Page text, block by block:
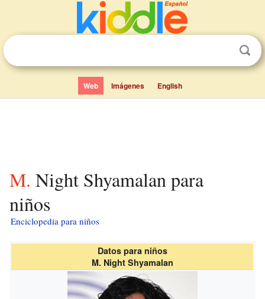
Web Imágenes English
M. Night Shyamalan para
niños
Enciclopedia para niños
Datos para niños
M. Night Shyamalan